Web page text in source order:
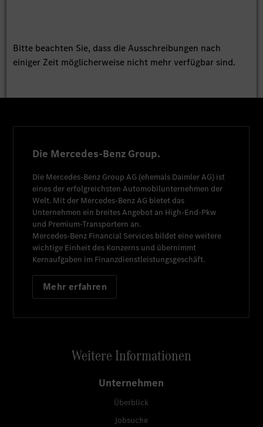
Bitte beachten Sie, dass die Ausschreibungen nach
einiger Zeit möglicherweise nicht mehr verfügbar sind.
Die Mercedes-Benz Group.
Die Mercedes-Benz Group AG (ehemals Daimler AG) ist
eines der erfolgreichsten Automobilunternehmen der
Welt. Mit der Mercedes-Benz AG bietet das
Unternehmen ein breites Angebot an High-End-Pkw
und Premium-Transportern an.
Mercedes-Benz Financial Services bildet eine weitere
wichtige Einheit des Konzerns und übernimmt
Kernaufgaben im Finanzdienstleistungsgeschäft.
Mehr erfahren
Weitere Informationen
Unternehmen
Überblick
Jobsuche